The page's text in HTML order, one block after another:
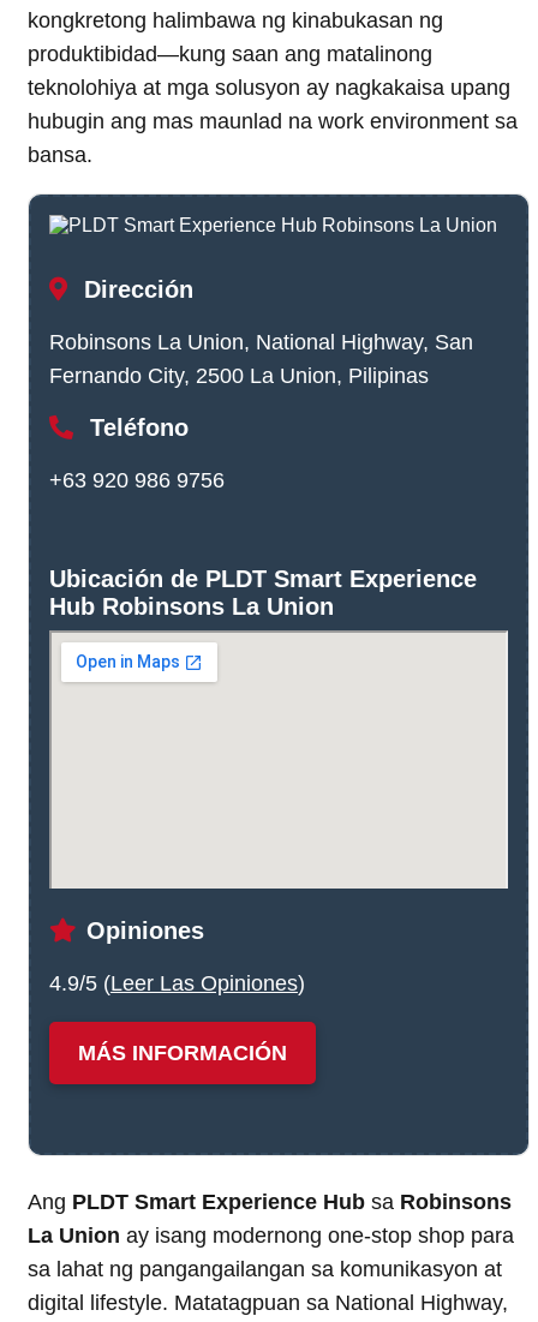
kongkretong halimbawa ng kinabukasan ng
produktibidad—kung saan ang matalinong
teknolohiya at mga solusyon ay nagkakaisa upang
hubugin ang mas maunlad na work environment sa
bansa.
Dirección
Robinsons La Union, National Highway, San
Fernando City, 2500 La Union, Pilipinas
Teléfono
+63 920 986 9756
Ubicación de PLDT Smart Experience
Hub Robinsons La Union
Opiniones
4.9/5 (Leer Las Opiniones)
MÁS INFORMACIÓN
Ang PLDT Smart Experience Hub sa Robinsons
La Union ay isang modernong one-stop shop para
sa lahat ng pangangailangan sa komunikasyon at
digital lifestyle. Matatagpuan sa National Highway,